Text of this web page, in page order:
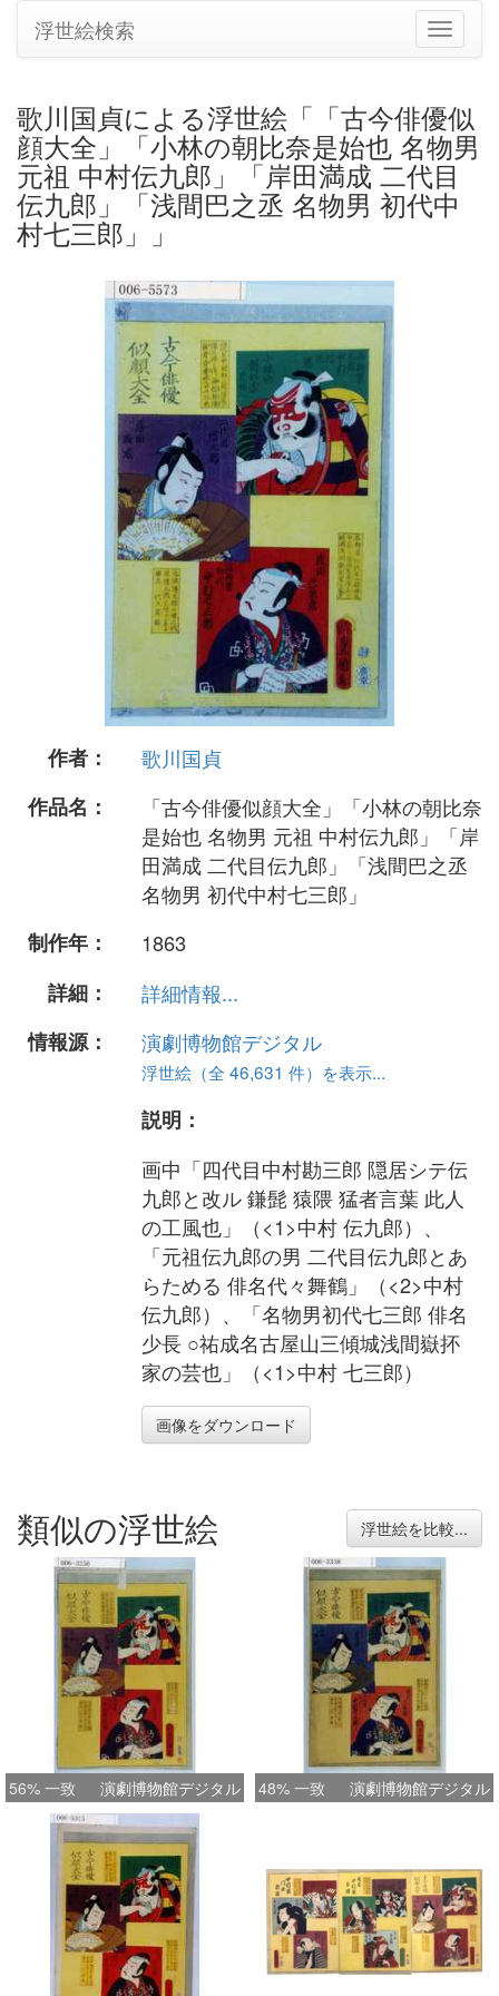
ナ
ビ
シ
ョ
ン
の
切
浮世絵検索
歌川国貞による浮世絵「「古今俳優似
顔大全」「小林の朝比奈是始也 名物男
元祖 中村伝九郎」「岸田満成 二代目
伝九郎」「浅間巴之丞 名物男 初代中
村七三郎」」
作者：
歌川国貞
作品名：
「古今俳優似顔大全」「小林の朝比奈
是始也 名物男 元祖 中村伝九郎」「岸
田満成 二代目伝九郎」「浅間巴之丞
名物男 初代中村七三郎」
制作年：
1863
詳細：
詳細情報...
情報源：
演劇博物館デジタル
浮世絵（全 46,631 件）を表示...
説明：
画中「四代目中村勘三郎 隠居シテ伝
九郎と改ル 鎌髭 猿隈 猛者言葉 此人
の工風也」（<1>中村 伝九郎）、
「元祖伝九郎の男 二代目伝九郎とあ
らためる 俳名代々舞鶴」（<2>中村
伝九郎）、「名物男初代七三郎 俳名
少長 ○祐成名古屋山三傾城浅間嶽抔
家の芸也」（<1>中村 七三郎）
画像をダウンロード
類似の浮世絵 浮世絵を比較...
56% 一致 演劇博物館デジタル 48% 一致 演劇博物館デジタル